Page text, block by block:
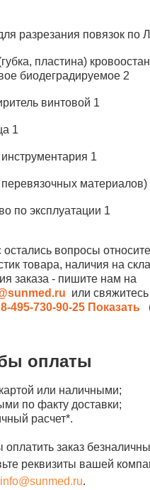
разрезания повязок по
пластина)
биодеградируемое 2
винтовой 1
1
1
материалов)
по эксплуатации 1
остались вопросы
товара, наличия на
заказа - пишите нам на
или
8-495-730-90-25 Показать
оплаты
или наличными;
по факту доставки;
расчет*.
оплатить заказ
реквизиты вашей
info@sunmed.ru.